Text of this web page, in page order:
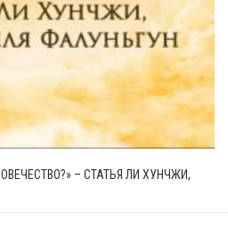
– СТАТЬЯ ЛИ ХУНЧЖИ,